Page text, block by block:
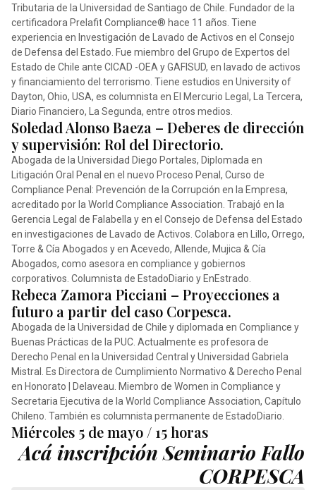
Tributaria de la Universidad de Santiago de Chile. Fundador de la
certificadora Prelafit Compliance®️ hace 11 años. Tiene
experiencia en Investigación de Lavado de Activos en el Consejo
de Defensa del Estado. Fue miembro del Grupo de Expertos del
Estado de Chile ante CICAD -OEA y GAFISUD, en lavado de activos
y financiamiento del terrorismo. Tiene estudios en University of
Dayton, Ohio, USA, es columnista en El Mercurio Legal, La Tercera,
Diario Financiero, La Segunda, entre otros medios.
Soledad Alonso Baeza – Deberes de dirección
y supervisión: Rol del Directorio.
Abogada de la Universidad Diego Portales, Diplomada en
Litigación Oral Penal en el nuevo Proceso Penal, Curso de
Compliance Penal: Prevención de la Corrupción en la Empresa,
acreditado por la World Compliance Association. Trabajó en la
Gerencia Legal de Falabella y en el Consejo de Defensa del Estado
en investigaciones de Lavado de Activos. Colabora en Lillo, Orrego,
Torre & Cía Abogados y en Acevedo, Allende, Mujica & Cía
Abogados, como asesora en compliance y gobiernos
corporativos. Columnista de EstadoDiario y EnEstrado.
Rebeca Zamora Picciani – Proyecciones a
futuro a partir del caso Corpesca.
Abogada de la Universidad de Chile y diplomada en Compliance y
Buenas Prácticas de la PUC. Actualmente es profesora de
Derecho Penal en la Universidad Central y Universidad Gabriela
Mistral. Es Directora de Cumplimiento Normativo & Derecho Penal
en Honorato | Delaveau. Miembro de Women in Compliance y
Secretaria Ejecutiva de la World Compliance Association, Capítulo
Chileno. También es columnista permanente de EstadoDiario.
Miércoles 5 de mayo / 15 horas
Acá inscripción Seminario Fallo
CORPESCA